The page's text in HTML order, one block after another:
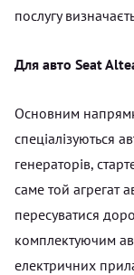
послугу
Для авто Seat
Основним
спеціалізуються
генераторів,
саме той агрегат
пересуватися
комплектуючим
електричних